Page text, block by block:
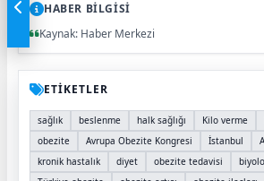
HABER BİLGİSİ
Kaynak: Haber Merkezi
ETİKETLER
sağlık beslenme halk sağlığı Kilo verme
obezite
Avrupa Obezite Kongresi İstanbul
kronik hastalık
diyet obezite tedavisi